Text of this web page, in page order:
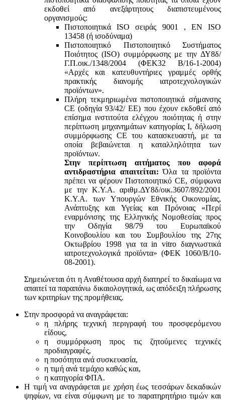
εκδοθεί από ανεξάρτητους διαπιστευμένους
οργανισμούς:
Πιστοποιητικά ISO σειράς 9001 , ΕΝ ISO
13458 (ή ισοδύναμα)
Πιστοποιητικό Πιστοποιητικό Συστήματος
Ποιότητος (ISO) συμμόρφωσης με την ΔΥ8δ/
Γ.Π.οικ./1348/2004 (ΦΕΚ32 Β/16-1-2004)
«Αρχές και κατευθυντήριες γραμμές ορθής
πρακτικής διανομής ιατροτεχνολογικών
προϊόντων».
Πλήρη τεκμηριωμένα πιστοποιητικά σήμανσης
CE (οδηγία 93/42/ ΕΕ) που έχουν εκδοθεί από
επίσημα ινστιτούτα ελέγχου ποιότητας ή στην
περίπτωση μηχανημάτων κατηγορίας Ι, δήλωση
συμμόρφωσης CE του κατασκευαστή, με τα
οποία βεβαιώνεται η καταλληλότητα των
προϊόντων.
Στην περίπτωση αιτήματος που αφορά
αντιδραστήρια απαιτείται: Όλα τα προϊόντα
πρέπει να φέρουν Πιστοποιητικό CE, σύμφωνα
με την Κ.Υ.Α. αριθμ.ΔΥ8δ/οικ.3607/892/2001
Κ.Υ.Α. των Υπουργών Εθνικής Οικονομίας,
Ανάπτυξης και Υγείας και Πρόνοιας «Περί
εναρμόνισης της Ελληνικής Νομοθεσίας προς
την Οδηγία 98/79 του Ευρωπαϊκού
Κοινοβουλίου και του Συμβουλίου της 27ης
Οκτωβρίου 1998 για τα in vitro διαγνωστικά
ιατροτεχνολογικά προϊόντα» (ΦΕΚ 1060/Β/10-
08-2001).
Σημειώνεται ότι η Αναθέτουσα αρχή διατηρεί το δικαίωμα να
απαιτεί τα παραπάνω δικαιολογητικά, ως απόδειξη πλήρωσης
των κριτηρίων της προμήθειας.
Στην προσφορά να αναγράφεται:
η πλήρης τεχνική περιγραφή του προσφερόμενου
είδους,
η συμμόρφωση προς τις ζητούμενες τεχνικές
προδιαγραφές,
η ποσότητα ανά συσκευασία,
η τιμή ανά τεμάχιο καθώς και,
η κατηγορία ΦΠΑ.
Η τιμή να αναγράφεται με χρήση έως τεσσάρων δεκαδικών
ψηφίων, να είναι σύμφωνη με το παρατηρητήριο τιμών και